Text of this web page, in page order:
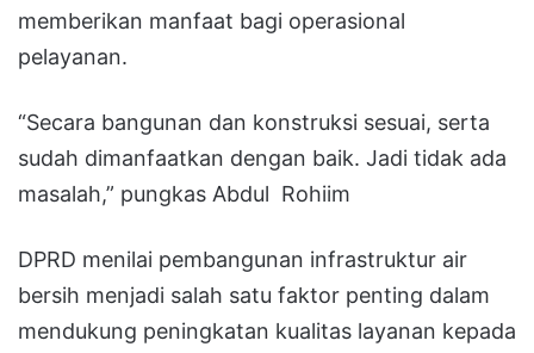
memberikan manfaat bagi operasional
pelayanan.
“Secara bangunan dan konstruksi sesuai, serta
sudah dimanfaatkan dengan baik. Jadi tidak ada
masalah,” pungkas Abdul Rohiim
DPRD menilai pembangunan infrastruktur air
bersih menjadi salah satu faktor penting dalam
mendukung peningkatan kualitas layanan kepada